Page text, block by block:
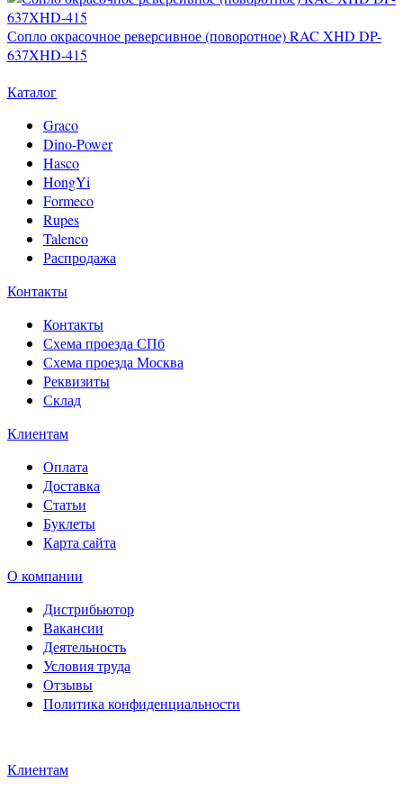
Сопло окрасочное реверсивное (поворотное) RAC XHD DP-
637XHD-415
Каталог
Graco
Dino-Power
Hasco
HongYi
Formeco
Rupes
Talenco
Распродажа
Контакты
Контакты
Схема проезда СПб
Схема проезда Москва
Реквизиты
Склад
Клиентам
Оплата
Доставка
Статьи
Буклеты
Карта сайта
О компании
Дистрибьютор
Вакансии
Деятельность
Условия труда
Отзывы
Политика конфиденциальности
Клиентам